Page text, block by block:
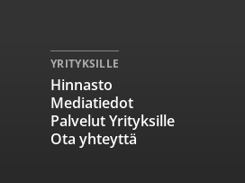
YRITYKSILLE
Hinnasto
Mediatiedot
Palvelut Yrityksille
Ota yhteyttä